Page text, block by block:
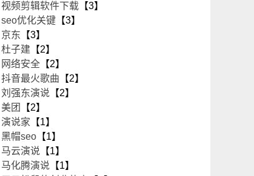
视频剪辑软件下载 【3】
seo优化关键 【3】
京东 【3】
杜子建 【2】
网络安全 【2】
抖音最火歌曲 【2】
刘强东演说 【2】
美团
【2】
演说家 【1】
黑帽seo 【1】
马云演说 【1】
马化腾演说 【1】